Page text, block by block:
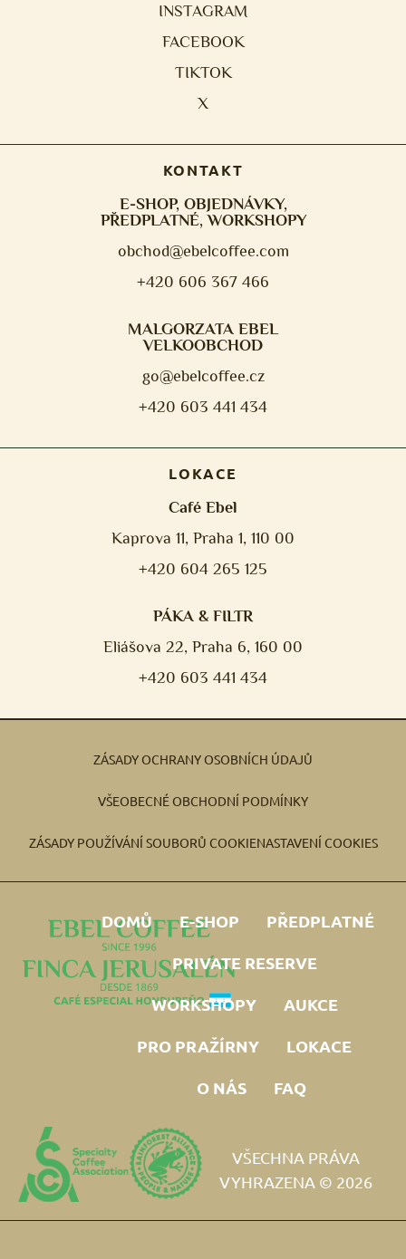
INSTAGRAM
FACEBOOK
TIKTOK
X
KONTAKT
E-SHOP, OBJEDNÁVKY,
PŘEDPLATNÉ, WORKSHOPY
obchod@ebelcoffee.com
+420 606 367 466
MALGORZATA EBEL
VELKOOBCHOD
go@ebelcoffee.cz
+420 603 441 434
LOKACE
Café Ebel
Kaprova 11, Praha 1, 110 00
+420 604 265 125
PÁKA & FILTR
Eliášova 22, Praha 6, 160 00
+420 603 441 434
ZÁSADY OCHRANY OSOBNÍCH ÚDAJŮ
VŠEOBECNÉ OBCHODNÍ PODMÍNKY
ZÁSADY POUŽÍVÁNÍ SOUBORŮ COOKIENASTAVENÍ COOKIES
DOMŮ E-SHOP
PŘEDPLATNÉ
PRIVATE RESERVE
WORKSHOPY
AUKCE
PRO PRAŽÍRNY
LOKACE
O NÁS
FAQ
VŠECHNA PRÁVA
VYHRAZENA © 2026